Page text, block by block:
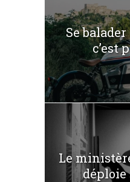
Se
c’est
Le
déploie